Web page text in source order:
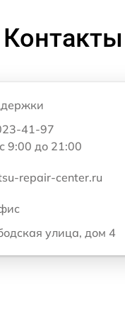
Контакты
41-97
9:00 до 21:00
repair-center.ru
улица, дом 4